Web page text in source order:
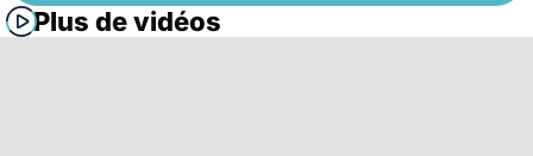
Plus de vidéos